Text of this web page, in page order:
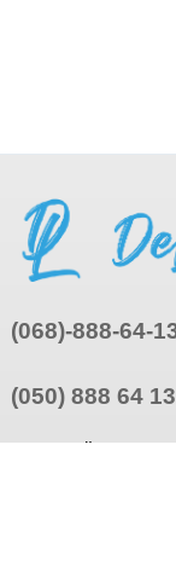
(068)-888-64-
(050) 888 64 13